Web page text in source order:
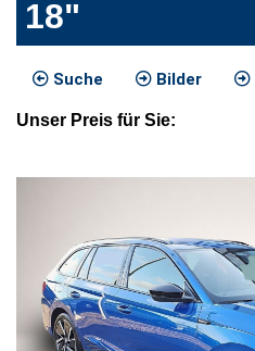
18"
Suche Bilder
Unser Preis für Sie: